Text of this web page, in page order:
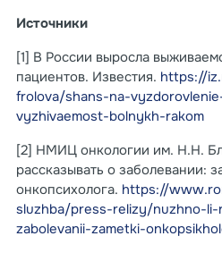
Источники
[1] В России выросла
пациентов. Известия. https://
frolova/shans-na-
vyzhivaemost-bolnykh-rakom
[2] НМИЦ онкологии им. Н.Н.
рассказывать о заболевании:
онкопсихолога. https://
sluzhba/press-relizy/nuzhno-
zabolevanii-zametki-